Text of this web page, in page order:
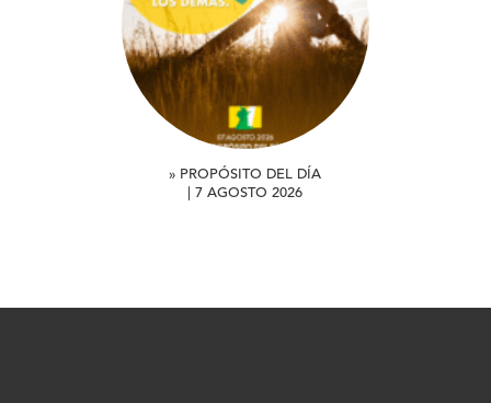
» PROPÓSITO DEL DÍA
| 7 AGOSTO 2026